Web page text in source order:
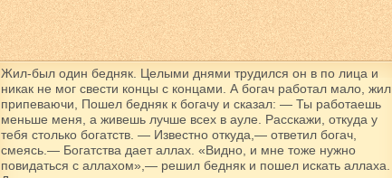
Жил-был один бедняк. Целыми днями трудился он в по лица и
никак не мог свести концы с концами. А богач работал мало, жил
припеваючи, Пошел бедняк к богачу и сказал: — Ты работаешь
меньше меня, а живешь лучше всех в ауле. Расскажи, откуда у
тебя столько богатств. — Известно откуда,— ответил богач,
смеясь.— Богатства дает аллах. «Видно, и мне тоже нужно
повидаться с аллахом»,— решил бедняк и пошел искать аллаха.